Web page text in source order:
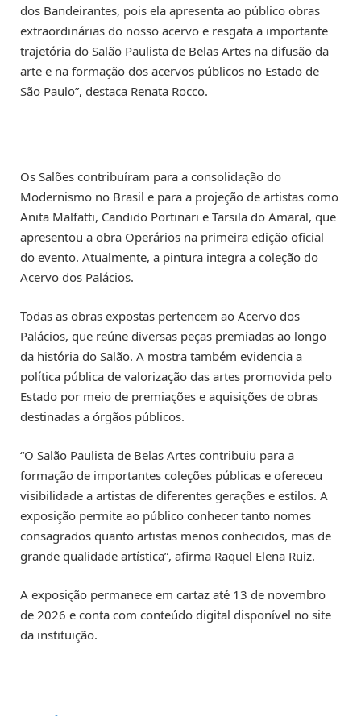
dos Bandeirantes, pois ela apresenta ao público obras
extraordinárias do nosso acervo e resgata a importante
trajetória do Salão Paulista de Belas Artes na difusão da
arte e na formação dos acervos públicos no Estado de
São Paulo”, destaca Renata Rocco.
Os Salões contribuíram para a consolidação do
Modernismo no Brasil e para a projeção de artistas como
Anita Malfatti, Candido Portinari e Tarsila do Amaral, que
apresentou a obra Operários na primeira edição oficial
do evento. Atualmente, a pintura integra a coleção do
Acervo dos Palácios.
Todas as obras expostas pertencem ao Acervo dos
Palácios, que reúne diversas peças premiadas ao longo
da história do Salão. A mostra também evidencia a
política pública de valorização das artes promovida pelo
Estado por meio de premiações e aquisições de obras
destinadas a órgãos públicos.
“O Salão Paulista de Belas Artes contribuiu para a
formação de importantes coleções públicas e ofereceu
visibilidade a artistas de diferentes gerações e estilos. A
exposição permite ao público conhecer tanto nomes
consagrados quanto artistas menos conhecidos, mas de
grande qualidade artística”, afirma Raquel Elena Ruiz.
A exposição permanece em cartaz até 13 de novembro
de 2026 e conta com conteúdo digital disponível no site
da instituição.